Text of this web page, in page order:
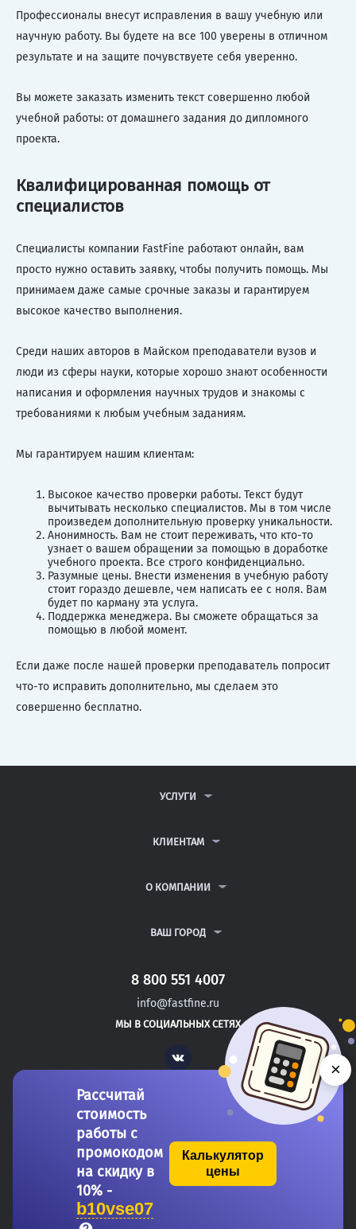
Профессионалы внесут исправления в вашу учебную или
научную работу. Вы будете на все 100 уверены в отличном
результате и на защите почувствуете себя уверенно.
Вы можете заказать изменить текст совершенно любой
учебной работы: от домашнего задания до дипломного
проекта.
Квалифицированная помощь от
специалистов
Специалисты компании FastFine работают онлайн, вам
просто нужно оставить заявку, чтобы получить помощь. Мы
принимаем даже самые срочные заказы и гарантируем
высокое качество выполнения.
Среди наших авторов в Майском преподаватели вузов и
люди из сферы науки, которые хорошо знают особенности
написания и оформления научных трудов и знакомы с
требованиями к любым учебным заданиям.
Мы гарантируем нашим клиентам:
Высокое качество проверки работы. Текст будут
вычитывать несколько специалистов. Мы в том числе
произведем дополнительную проверку уникальности.
Анонимность. Вам не стоит переживать, что кто-то
узнает о вашем обращении за помощью в доработке
учебного проекта. Все строго конфиденциально.
Разумные цены. Внести изменения в учебную работу
стоит гораздо дешевле, чем написать ее с ноля. Вам
будет по карману эта услуга.
Поддержка менеджера. Вы сможете обращаться за
помощью в любой момент.
Если даже после нашей проверки преподаватель попросит
что-то исправить дополнительно, мы сделаем это
совершенно бесплатно.
УСЛУГИ
ДИПЛОМНЫЕ РАБОТЫ
РЕФЕРАТЫ
КЛИЕНТАМ
ВОПРОСЫ И ОТВЕТЫ
ПОЛИТИКА КОНФИДЕНЦИАЛЬНОСТИ
О КОМПАНИИ
КОНТАКТЫ
ВАШ ГОРОД
САНКТ-ПЕТЕРБУРГ
БЕЛГОРОД
БИЙСК
8 800 551 4007
info@fastfine.ru
МЫ В СОЦИАЛЬНЫХ СЕТЯХ
Vk
Copyright 2011-2026 FastFine.ru
Рассчитай
стоимость
работы с
промокодом
на скидку в
10% -
b10vse07
Калькулятор
цены
×